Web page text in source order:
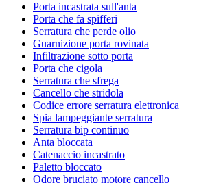
Porta incastrata sull'anta
Porta che fa spifferi
Serratura che perde olio
Guarnizione porta rovinata
Infiltrazione sotto porta
Porta che cigola
Serratura che sfrega
Cancello che stridola
Codice errore serratura elettronica
Spia lampeggiante serratura
Serratura bip continuo
Anta bloccata
Catenaccio incastrato
Paletto bloccato
Odore bruciato motore cancello